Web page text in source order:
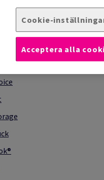
un-specialiste
TJÄNSTER
Cookie-
Acceptera alla